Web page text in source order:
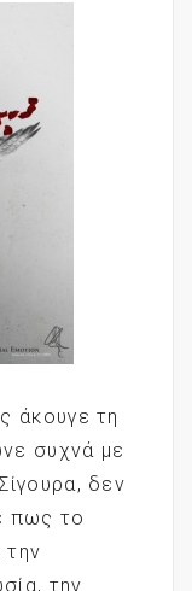
άκουγε τη
συχνά με
δεν
πως το
την
την